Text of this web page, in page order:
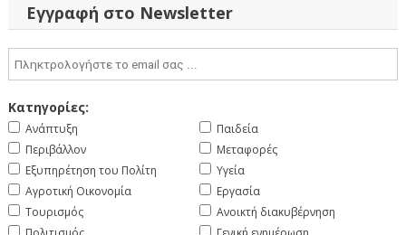
Εγγραφή στο Newsletter
Κατηγορίες:
Ανάπτυξη
Περιβάλλον
Εξυπηρέτηση του Πολίτη
Αγροτική Οικονομία
Τουρισμός
Παιδεία
Μεταφορές
Υγεία
Εργασία
Ανοικτή διακυβέρνηση